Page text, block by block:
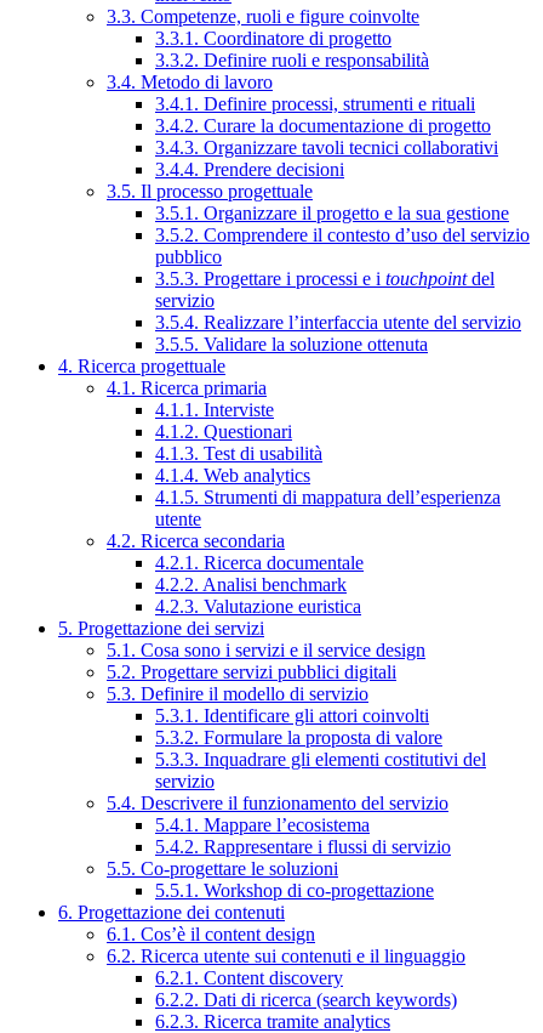
3.3. Competenze, ruoli e figure coinvolte
3.3.1. Coordinatore di progetto
3.3.2. Definire ruoli e responsabilità
3.4. Metodo di lavoro
3.4.1. Definire processi, strumenti e rituali
3.4.2. Curare la documentazione di progetto
3.4.3. Organizzare tavoli tecnici collaborativi
3.4.4. Prendere decisioni
3.5. Il processo progettuale
3.5.1. Organizzare il progetto e la sua gestione
3.5.2. Comprendere il contesto d’uso del servizio
pubblico
3.5.3. Progettare i processi e i touchpointdel
servizio
3.5.4. Realizzare l’interfaccia utente del servizio
3.5.5. Validare la soluzione ottenuta
4. Ricerca progettuale
4.1. Ricerca primaria
4.1.1. Interviste
4.1.2. Questionari
4.1.3. Test di usabilità
4.1.4. Web analytics
4.1.5. Strumenti di mappatura dell’esperienza
utente
4.2. Ricerca secondaria
4.2.1. Ricerca documentale
4.2.2. Analisi benchmark
4.2.3. Valutazione euristica
5. Progettazione dei servizi
5.1. Cosa sono i servizi e il service design
5.2. Progettare servizi pubblici digitali
5.3. Definire il modello di servizio
5.3.1. Identificare gli attori coinvolti
5.3.2. Formulare la proposta di valore
5.3.3. Inquadrare gli elementi costitutivi del
servizio
5.4. Descrivere il funzionamento del servizio
5.4.1. Mappare l’ecosistema
5.4.2. Rappresentare i flussi di servizio
5.5. Co-progettare le soluzioni
5.5.1. Workshop di co-progettazione
6. Progettazione dei contenuti
6.1. Cos’è il content design
6.2. Ricerca utente sui contenuti e il linguaggio
6.2.1. Content discovery
6.2.2. Dati di ricerca (search keywords)
6.2.3. Ricerca tramite analytics